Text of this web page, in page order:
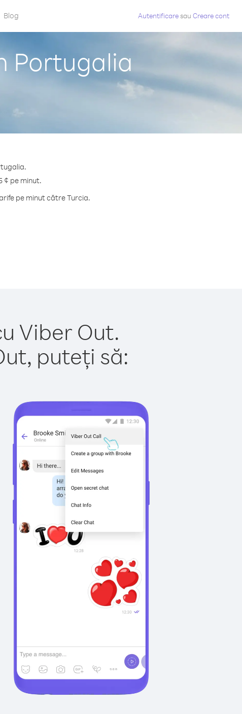
Blog Autentificaresau Creare cont
Portugalia
¢ pe minut.
pe minut către Turcia.
Viber Out.
puteți să: